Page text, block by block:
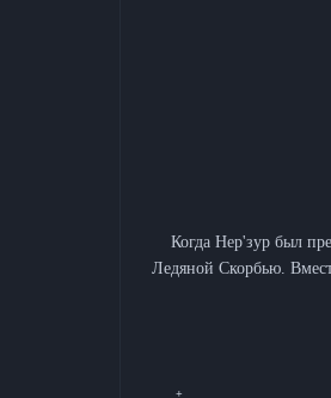
Когда Нер'зур был
Ледяной Скорбью.